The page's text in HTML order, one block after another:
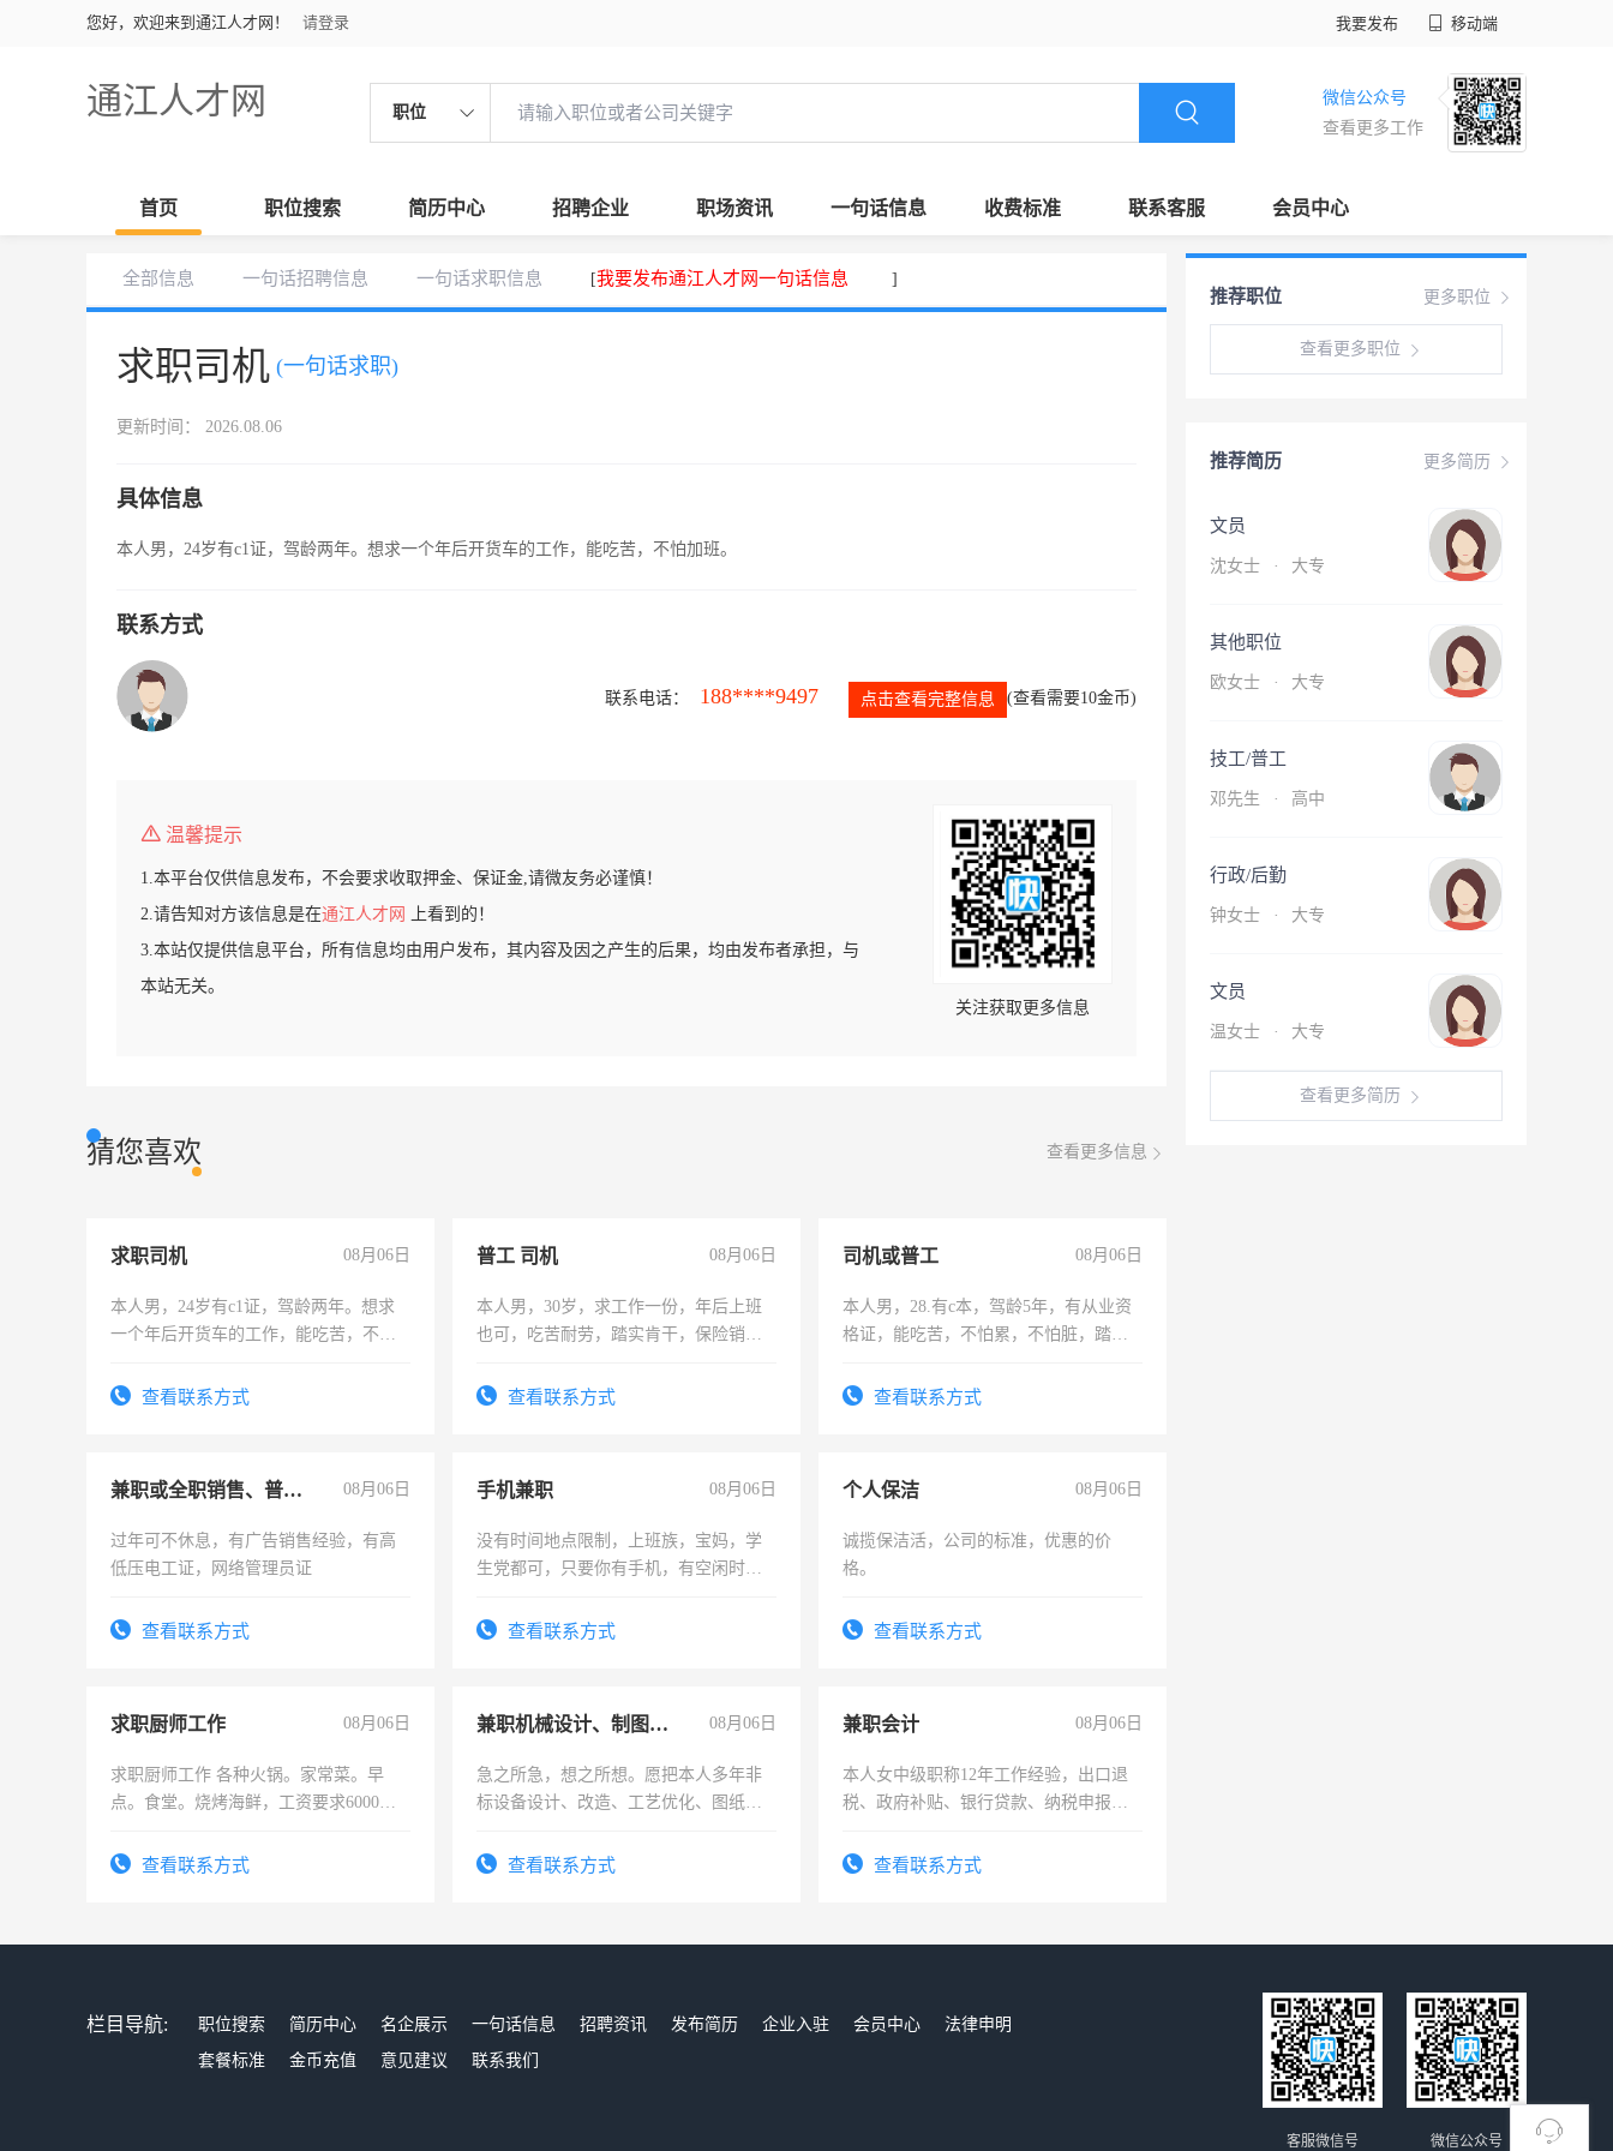
您好，欢迎来到通江人才网！ 请登录 我要发布 移动端
通江人才网 职位
微信公众号
查看更多工作
首页 职位搜索 简历中心 招聘企业 职场资讯 一句话信息 收费标准 联系客服 会员中心
全部信息 一句话招聘信息 一句话求职信息 [我要发布通江人才网一句话信息 ]
求职司机 (一句话求职)
更新时间： 2026.08.06
具体信息
本人男，24岁有c1证，驾龄两年。想求一个年后开货车的工作，能吃苦，不怕加班。
联系方式
联系电话： 188****9497 点击查看完整信息 (查看需要10金币)
温馨提示
1.本平台仅供信息发布，不会要求收取押金、保证金,请微友务必谨慎！
2.请告知对方该信息是在通江人才网
上看到的！
3.本站仅提供信息平台，所有信息均由用户发布，其内容及因之产生的后果，均由发布者承担，与
本站无关。
关注获取更多信息
猜您喜欢 查看更多信息
求职司机 08月06日
本人男，24岁有c1证，驾龄两年。想求
一个年后开货车的工作，能吃苦，不怕
查看联系方式
普工 司机 08月06日
本人男，30岁，求工作一份，年后上班
也可，吃苦耐劳，踏实肯干，保险销售
查看联系方式
司机或普工 08月06日
本人男，28.有c本，驾龄5年，有从业资
格证，能吃苦，不怕累，不怕脏，踏
查看联系方式
兼职或全职销售、普工、维修 08月06日
过年可不休息，有广告销售经验，有高
低压电工证，网络管理员证
查看联系方式
手机兼职 08月06日
没有时间地点限制，上班族，宝妈，学
生党都可，只要你有手机，有空闲时
勤快的四五十，每天挣零花钱没问题！
查看联系方式
个人保洁 08月06日
诚揽保洁活，公司的标准，优惠的价
格。
查看联系方式
求职厨师工作 08月06日
求职厨师工作 各种火锅。家常菜。早
点。食堂。烧烤海鲜，工资要求6000以
查看联系方式
兼职机械设计、制图、设备改造 08月06日
急之所急，想之所想。愿把本人多年非
标设备设计、改造、工艺优化、图纸制
结识有识之士，共享未来。
查看联系方式
兼职会计 08月06日
本人女中级职称12年工作经验，出口退
税、政府补贴、银行贷款、纳税申报、
务，财务咨询等业务。欲求兼职会计工
查看联系方式
更多职位
推荐职位
查看更多职位
更多简历
推荐简历
文员
沈女士 · 大专
其他职位
欧女士 · 大专
技工/普工
邓先生 · 高中
行政/后勤
钟女士 · 大专
文员
温女士 · 大专
查看更多简历
栏目导航: 职位搜索 简历中心 名企展示 一句话信息 招聘资讯 发布简历 企业入驻 会员中心
法律申明
套餐标准
金币充值 意见建议 联系我们
微信公众号
客服微信号